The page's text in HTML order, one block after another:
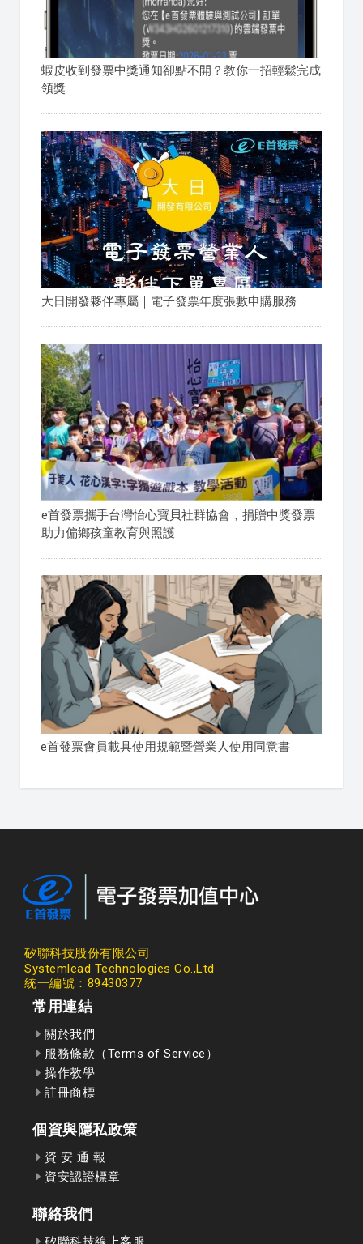
蝦皮收到發票中獎通知卻點不開？教你一招輕鬆完成
領獎
大日開發夥伴專屬｜電子發票年度張數申購服務
e首發票攜手台灣怡心寶貝社群協會，捐贈中獎發票
助力偏鄉孩童教育與照護
e首發票會員載具使用規範暨營業人使用同意書
矽聯科技股份有限公司
Systemlead Technologies Co.,Ltd
統一編號：89430377
常用連結
關於我們
服務條款（Terms of Service）
操作教學
註冊商標
個資與隱私政策
資 安 通 報
資安認證標章
聯絡我們